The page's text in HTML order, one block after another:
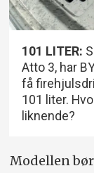
101 LITER:
Atto 3, har
få
101 liter.
liknende?
Modellen